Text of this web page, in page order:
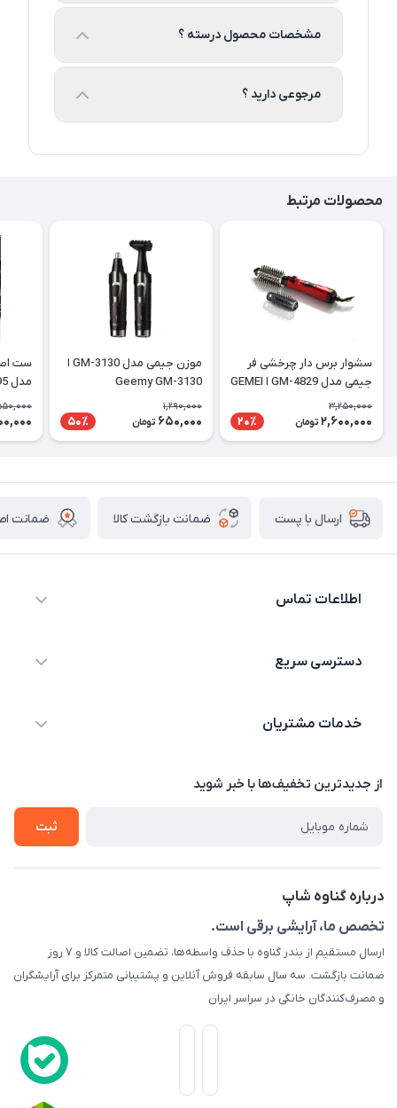
مشخصات محصول درسته ؟
مرجوعی دارید ؟
محصولات مرتبط
سشوار برس دار چرخشی فر
جیمی مدل GM-4829 ا GEMEI
GM-4829
3,250,000
2,600,000 تومان 20٪
موزن جیمی مدل GM-3130 ا
Geemy GM-3130
1,290,000
650,000 تومان 50٪
ست
مدل GM-595
ارسال با پست ضمانت بازگشت کالا ضمانت
اطلاعات تماس
دسترسی سریع
راهنما
ارسال کالا
تست و مرجوعی
رهگیری مرسولات پستی
قوانین ما
خدمات مشتریان
راهنما
از جدید‌ترین تخفیف‌ها با‌ خبر شوید
ثبت
درباره گناوه شاپ
تخصص ما، آرایشی برقی است.
ارسال مستقیم از بندر گناوه با حذف واسطه‌ها، تضمین اصالت کالا و ۷ روز
ضمانت بازگشت. سه سال سابقه فروش آنلاین و پشتیبانی متمرکز برای آرایشگران
و مصرف‌کنندگان خانگی در سراسر ایران